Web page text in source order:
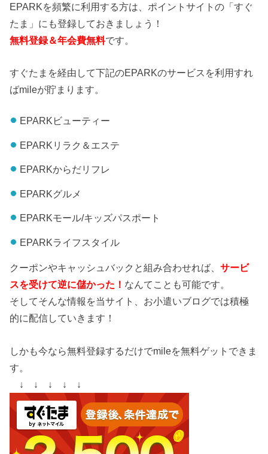
EPARKを頻繁に利用する方は、ポイントサイトの「すぐ
たま」にも登録しておきましょう！
無料登録＆年会費無料です。
すぐたまを経由して下記のEPARKのサービスを利用すれ
ばmileが貯まります。
EPARKビューティー
EPARKリラク＆エステ
EPARKからだリフレ
EPARKグルメ
EPARKモール/キッズパスポート
EPARKライフスタイル
クーポンやキャッシュバックと組み合わせれば、サービ
スを受けて逆に儲かった！ なんてことも可能です。
そしてそんな情報を当サイト、お小遣いブログでは積極
的に配信していきます！
しかも今なら無料登録するだけでmileを無料ゲットできま
す。
↓ ↓ ↓ ↓ ↓